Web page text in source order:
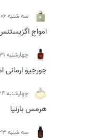
سه شنبه 06 مرداد 1405
امواج
چهارشنبه 31 تیر 1405
جورجیو ارمانی
چهارشنبه 24 تیر 1405
هرمس بارنیا
سه شنبه 23 تیر 1405